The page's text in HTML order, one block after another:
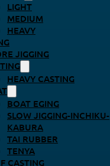
LIGHT
MEDIUM
HEAVY
JIGGING
HEAVY CASTING
BOAT EGING
SLOW JIGGING-INCHIKU-
KABURA
TAI RUBBER
TENYA
CASTING